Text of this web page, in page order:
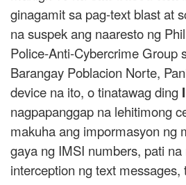
ginagamit sa pag-text blast at
na suspek ang naaresto ng
Police-Anti-Cybercrime Group
Barangay Poblacion Norte,
device na ito, o tinatawag ding
nagpapanggap na lehitimong
makuha ang impormasyon ng
gaya ng IMSI numbers, pati
interception ng text messages,